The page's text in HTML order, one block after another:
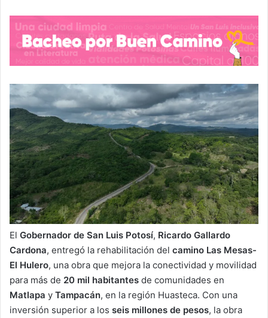
El Gobernador de San Luis Potosí, Ricardo Gallardo
Cardona, entregó la rehabilitación del camino Las Mesas-
El Hulero, una obra que mejora la conectividad y movilidad
para más de 20 mil habitantes de comunidades en
Matlapa y Tampacán, en la región Huasteca. Con una
inversión superior a los seis millones de pesos, la obra